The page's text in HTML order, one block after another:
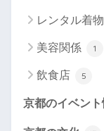
レンタル着物
美容関係 1
飲食店 5
京都のイベント